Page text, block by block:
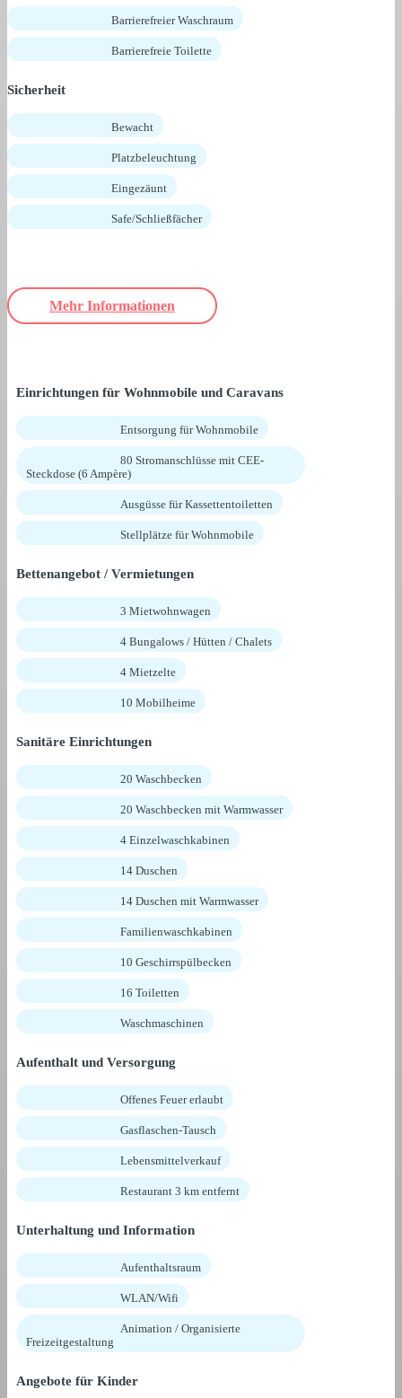
Barrierefreier Waschraum
Barrierefreie Toilette
Sicherheit
Bewacht
Platzbeleuchtung
Eingezäunt
Safe/Schließfächer
Mehr Informationen
Einrichtungen für Wohnmobile und Caravans
Entsorgung für Wohnmobile
80 Stromanschlüsse mit CEE-
Steckdose (6 Ampère)
Ausgüsse für Kassettentoiletten
Stellplätze für Wohnmobile
Bettenangebot / Vermietungen
3 Mietwohnwagen
4 Bungalows / Hütten / Chalets
4 Mietzelte
10 Mobilheime
Sanitäre Einrichtungen
20 Waschbecken
20 Waschbecken mit Warmwasser
4 Einzelwaschkabinen
14 Duschen
14 Duschen mit Warmwasser
Familienwaschkabinen
10 Geschirrspülbecken
16 Toiletten
Waschmaschinen
Aufenthalt und Versorgung
Offenes Feuer erlaubt
Gasflaschen-Tausch
Lebensmittelverkauf
Restaurant 3 km entfernt
Unterhaltung und Information
Aufenthaltsraum
WLAN/Wifi
Animation / Organisierte
Freizeitgestaltung
Angebote für Kinder